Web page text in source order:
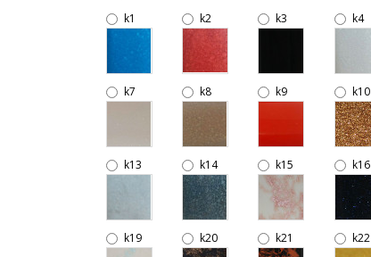
k1
k2 k3 k4
k7 k8 k9 k10
k13 k14 k15 k16
k19 k20 k21 k22